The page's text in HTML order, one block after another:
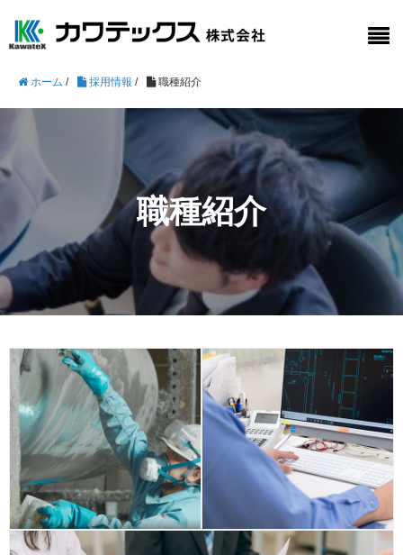
ホーム / 採用情報 / 職種紹介
職種紹介